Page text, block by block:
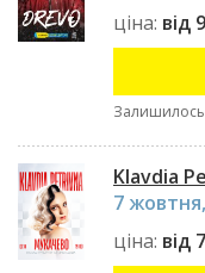
ціна: від
Залишилось
Klavdia
7
ціна: від